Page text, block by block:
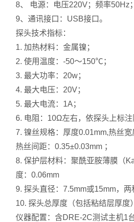
8、 电源：电压220V；频率50Hz
9、通讯接口：USB接口。
探头技术指标：
1. 加热材料：金属镍；
2. 使用温度：-50～150℃；
3. 最大功率：20w；
4. 最大电压：20V；
5. 最大电流：1A；
6. 电阻：10Ω左右，依探头上标注
7. 镍丝规格：厚度0.01mm,热丝宽
热丝间距：0.35±0.03mm ；
8. 保护层材料：聚酰亚胺薄膜（
度：0.06mm
9. 探头直径：7.5mm或15mm，两
10. 探头总厚度（包括粘结层厚度
仪器配置：含DRE-2C测试主机1